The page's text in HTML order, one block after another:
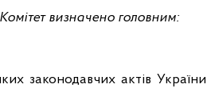
визначено головним:
законодавчих актів України